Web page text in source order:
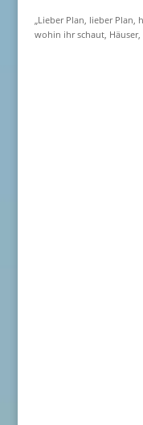
„Lieber Plan, lieber Plan,
wohin ihr schaut, Häuser,